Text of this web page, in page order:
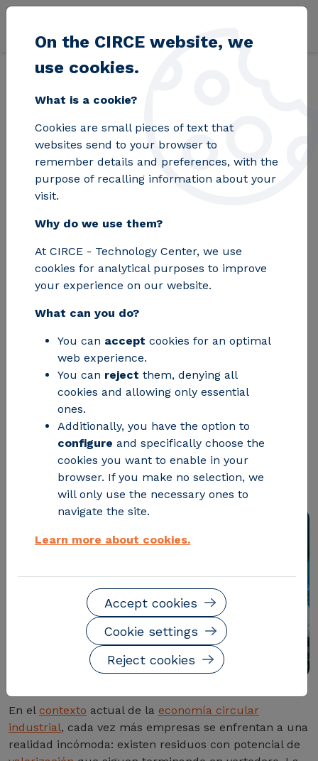
Skip to main content
Home Blog El pretratamiento: la fase que decide si un
El pretratamiento: la
fase que decide si un
residuo industrial se
valoriza o acaba en
vertedero
¿Dónde recae realmente el éxito de la
valorización de residuos industriales?
En muchos casos, en una fase previa
poco visible pero decisiva: el
pretratamiento que permite
transformar residuos complejos en
corrientes preparadas para recuperar
su valor.
En el contexto actual de la economía circular
industrial, cada vez más empresas se enfrentan a una
realidad incómoda: existen residuos con potencial de
On the CIRCE website, we
use cookies.
What is a cookie?
Cookies are small pieces of text that
websites send to your browser to
remember details and preferences, with the
purpose of recalling information about your
visit.
Why do we use them?
At CIRCE - Technology Center, we use
cookies for analytical purposes to improve
your experience on our website.
What can you do?
You can accept cookies for an optimal
web experience.
You can reject them, denying all
cookies and allowing only essential
ones.
Additionally, you have the option to
configure and specifically choose the
cookies you want to enable in your
browser. If you make no selection, we
will only use the necessary ones to
navigate the site.
Learn more about cookies.
Reject cookies
Cookie settings
Accept cookies